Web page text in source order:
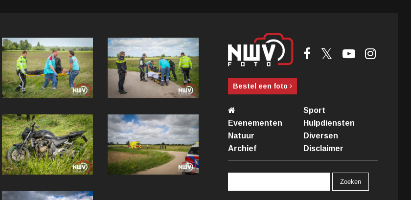
Bestel een foto
Sport
Evenementen
Hulpdiensten
Natuur
Diversen
Archief
Disclaimer